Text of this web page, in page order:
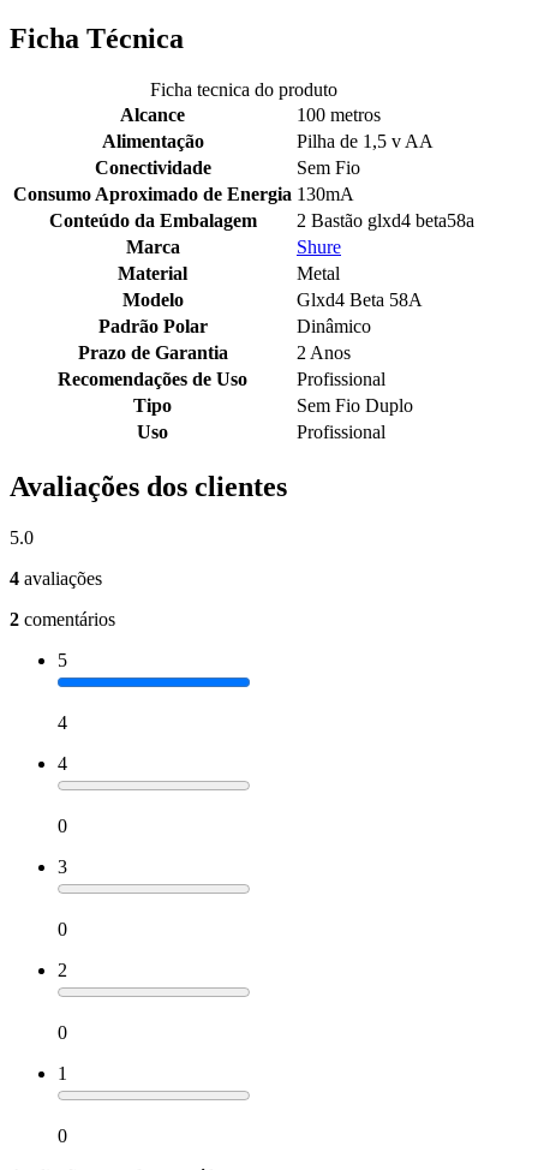
Ficha Técnica
Ficha tecnica do produto
Alcance
100 metros
Alimentação
Pilha de 1,5 v AA
Conectividade
Sem Fio
Consumo Aproximado de Energia 130mA
Conteúdo da Embalagem
2 Bastão glxd4 beta58a
Marca
Shure
Material
Metal
Modelo
Glxd4 Beta 58A
Padrão Polar
Dinâmico
Prazo de Garantia
2 Anos
Recomendações de Uso
Profissional
Tipo
Sem Fio Duplo
Uso
Profissional
Avaliações dos clientes
5.0
4 avaliações
2 comentários
5
4
4
0
3
0
2
0
1
0